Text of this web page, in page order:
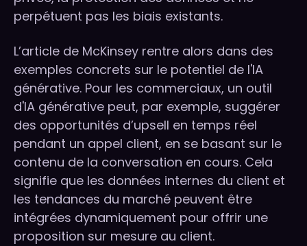
perpétuent pas les biais existants.
L’article de McKinsey rentre alors dans des
exemples concrets sur le potentiel de l'IA
générative. Pour les commerciaux, un outil
d'IA générative peut, par exemple, suggérer
des opportunités d’upsell en temps réel
pendant un appel client, en se basant sur le
contenu de la conversation en cours. Cela
signifie que les données internes du client et
les tendances du marché peuvent être
intégrées dynamiquement pour offrir une
proposition sur mesure au client.